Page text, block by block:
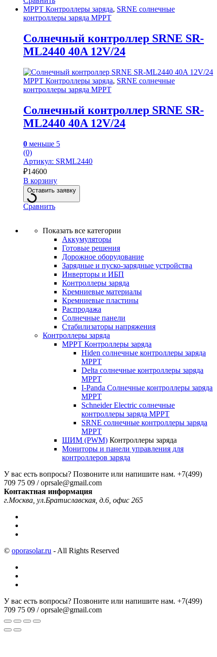
MPPT Контроллеры заряда, SRNE солнечные
контроллеры заряда MPPT
Солнечный контроллер SRNE SR-
ML2440 40A 12V/24
MPPT Контроллеры заряда, SRNE солнечные
контроллеры заряда MPPT
Солнечный контроллер SRNE SR-
ML2440 40A 12V/24
0 меньше 5
(0)
Артикул: SRML2440
₽14600
В корзину
Оставить заявку
Сравнить
Показать все категории
Аккумуляторы
Готовые решения
Дорожное оборудование
Зарядные и пуско-зарядные устройства
Инверторы и ИБП
Контроллеры заряда
Кремниевые материалы
Кремниевые пластины
Распродажа
Солнечные панели
Стабилизаторы напряжения
Контроллеры заряда
MPPT Контроллеры заряда
Hiden солнечные контроллеры заряда
MPPT
Delta солнечные контроллеры заряда
MPPT
I-Panda Солнечные контроллеры заряда
MPPT
Schneider Electric солнечные
контроллеры заряда MPPT
SRNE солнечные контроллеры заряда
MPPT
ШИМ (PWM) Контроллеры заряда
Мониторы и панели управления для
контроллеров заряда
У вас есть вопросы? Позвоните или напишите нам. +7(499)
709 75 09 / oprsale@gmail.com
Контактная информация
г.Москва, ул.Братиславская, д.6, офис 265
© oporasolar.ru - All Rights Reserved
У вас есть вопросы? Позвоните или напишите нам. +7(499)
709 75 09 / oprsale@gmail.com